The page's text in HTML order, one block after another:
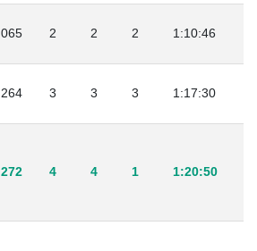
065 2 2 2 1:10:46
264 3 3 3 1:17:30
272 4 4 1 1:20:50